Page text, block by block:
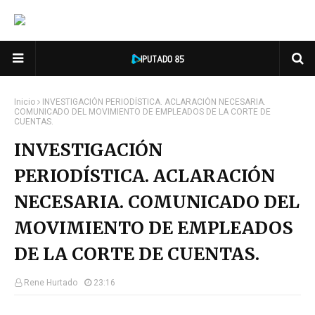
Inicio
INVESTIGACIÓN PERIODÍSTICA. ACLARACIÓN NECESARIA.
COMUNICADO DEL MOVIMIENTO DE EMPLEADOS DE LA CORTE DE
CUENTAS.
INVESTIGACIÓN
PERIODÍSTICA. ACLARACIÓN
NECESARIA. COMUNICADO DEL
MOVIMIENTO DE EMPLEADOS
DE LA CORTE DE CUENTAS.
Rene Hurtado 23:16